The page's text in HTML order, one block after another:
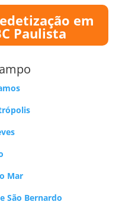
em
Paulista
Mar
São Bernardo